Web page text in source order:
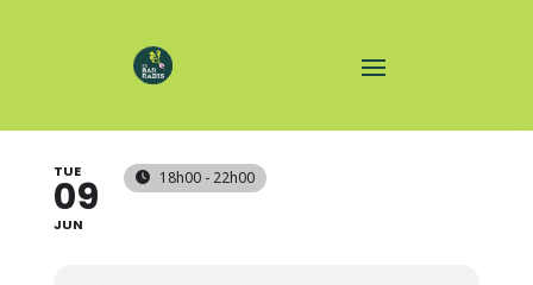
TUE
09
JUN
18h00 - 22h00